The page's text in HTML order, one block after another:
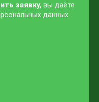
заявку, вы даёте
данных